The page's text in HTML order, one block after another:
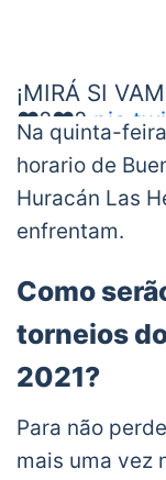
¡MIRÁ SI
❤️?❤️?
— República
January 21,
Na quinta-
horario de
Huracán Las
enfrentam.
Como
torneios
2021?
Para não
mais uma vez